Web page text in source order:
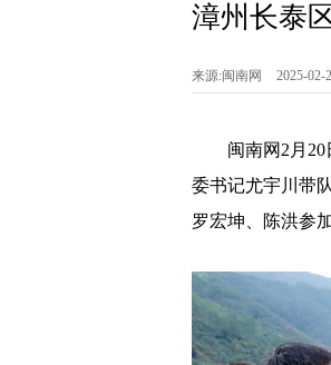
漳州长泰
来源:闽南网 2025-02-
闽南网2月20日
委书记尤宇川带
罗宏坤、陈洪参加